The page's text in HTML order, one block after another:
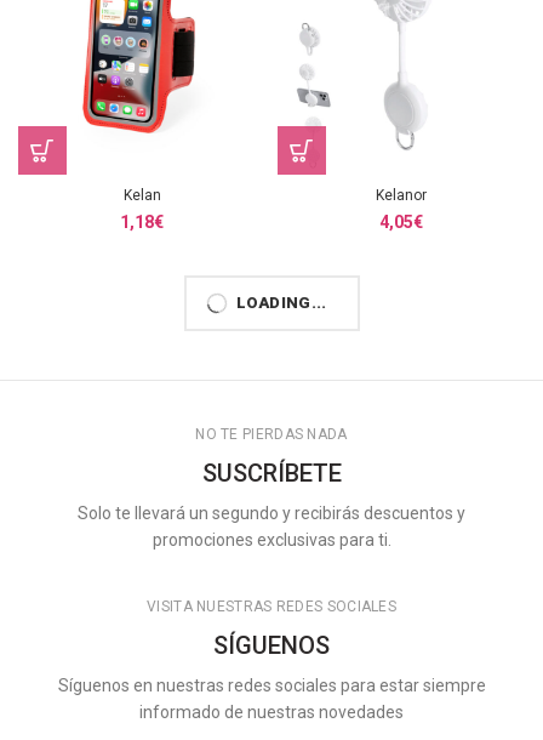
Kelan
1,18€
Kelanor
4,05€